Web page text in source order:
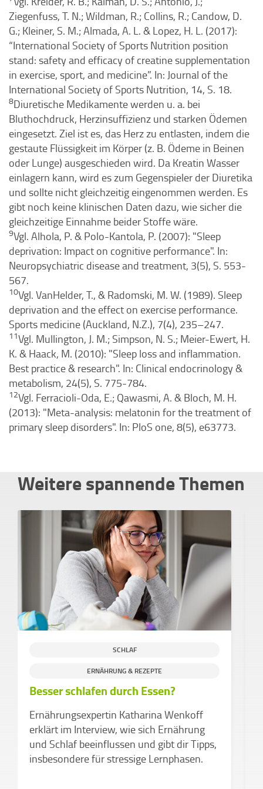
Ziegenfuss, T. N.; Wildman, R.; Collins, R.; Candow, D.
G.; Kleiner, S. M.; Almada, A. L. & Lopez, H. L. (2017):
“International Society of Sports Nutrition position
stand: safety and efficacy of creatine supplementation
in exercise, sport, and medicine”. In: Journal of the
International Society of Sports Nutrition, 14, S. 18.
8Diuretische Medikamente werden u. a. bei
Bluthochdruck, Herzinsuffizienz und starken Ödemen
eingesetzt. Ziel ist es, das Herz zu entlasten, indem die
gestaute Flüssigkeit im Körper (z. B. Ödeme in Beinen
oder Lunge) ausgeschieden wird. Da Kreatin Wasser
einlagern kann, wird es zum Gegenspieler der Diuretika
und sollte nicht gleichzeitig eingenommen werden. Es
gibt noch keine klinischen Daten dazu, wie sicher die
gleichzeitige Einnahme beider Stoffe wäre.
9Vgl. Alhola, P. & Polo-Kantola, P. (2007): "Sleep
deprivation: Impact on cognitive performance". In:
Neuropsychiatric disease and treatment, 3(5), S. 553-
567.
10Vgl. VanHelder, T., & Radomski, M. W. (1989). Sleep
deprivation and the effect on exercise performance.
Sports medicine (Auckland, N.Z.), 7(4), 235–247.
11Vgl. Mullington, J. M.; Simpson, N. S.; Meier-Ewert, H.
K. & Haack, M. (2010): "Sleep loss and inflammation.
Best practice & research". In: Clinical endocrinology &
metabolism, 24(5), S. 775-784.
12Vgl. Ferracioli-Oda, E.; Qawasmi, A. & Bloch, M. H.
(2013): "Meta-analysis: melatonin for the treatment of
primary sleep disorders". In: PloS one, 8(5), e63773.
Weitere spannende Themen
SCHLAF
ERNÄHRUNG & REZEPTE
Besser schlafen durch Essen?
Ernährungsexpertin Katharina Wenkoff
erklärt im Interview, wie sich Ernährung
und Schlaf beeinflussen und gibt dir Tipps,
insbesondere für stressige Lernphasen.